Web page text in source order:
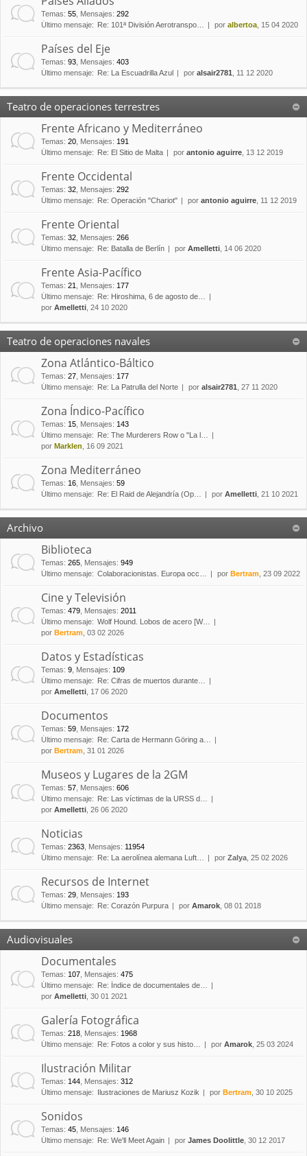
Temas: 55 Mensajes: 292
Último mensaje:
Re: 101ª División Aerotranspo… por albertoa , 15 04 2020
Países del Eje
Temas: 93 Mensajes: 403
Último mensaje:
Re: La Escuadrilla Azul por alsair2781 , 11 12 2020
Teatro de operaciones terrestres
Frente Africano y Mediterráneo
Temas: 20 Mensajes: 191
Último mensaje:
Re: El Sitio de Malta por antonio aguirre , 13 12 2019
Frente Occidental
Temas: 32 Mensajes: 292
Último mensaje:
Re: Operación "Chariot" por antonio aguirre , 11 12 2019
Frente Oriental
Temas: 32 Mensajes: 266
Último mensaje:
Re: Batalla de Berlín por Amelletti , 14 06 2020
Frente Asia-Pacífico
Temas: 21 Mensajes: 177
Último mensaje:
Re: Hiroshima, 6 de agosto de…
por Amelletti , 24 10 2020
Teatro de operaciones navales
Zona Atlántico-Báltico
Temas: 27 Mensajes: 177
Último mensaje:
Re: La Patrulla del Norte por alsair2781 , 27 11 2020
Zona Índico-Pacífico
Temas: 15 Mensajes: 143
Último mensaje:
Re: The Murderers Row o "La l…
por Marklen , 16 09 2021
Zona Mediterráneo
Temas: 16 Mensajes: 59
Último mensaje:
Re: El Raid de Alejandría (Op… por Amelletti , 21 10 2021
Archivo
Biblioteca
Temas: 265 Mensajes: 949
Último mensaje: Colaboracionistas. Europa occ… por Bertram , 23 09 2022
Cine y Televisión
Temas: 479 Mensajes: 2011
Último mensaje: Wolf Hound. Lobos de acero [W…
por Bertram , 03 02 2026
Datos y Estadísticas
Temas: 9 Mensajes: 109
Último mensaje:
Re: Cifras de muertos durante…
por Amelletti , 17 06 2020
Documentos
Temas: 59 Mensajes: 172
Último mensaje:
Re: Carta de Hermann Göring a…
por Bertram , 31 01 2026
Museos y Lugares de la 2GM
Temas: 57 Mensajes: 606
Último mensaje:
Re: Las víctimas de la URSS d…
por Amelletti , 26 06 2020
Noticias
Temas: 2363 Mensajes: 11954
Último mensaje:
Re: La aerolínea alemana Luft… por Zalya , 25 02 2026
Recursos de Internet
Temas: 29 Mensajes: 193
Último mensaje:
Re: Corazón Purpura por Amarok , 08 01 2018
Audiovisuales
Documentales
Temas: 107 Mensajes: 475
Último mensaje:
Re: Índice de documentales de…
por Amelletti , 30 01 2021
Galería Fotográfica
Temas: 218 Mensajes: 1968
Último mensaje:
Re: Fotos a color y sus histo… por Amarok , 25 03 2024
Ilustración Militar
Temas: 144 Mensajes: 312
Último mensaje:
Ilustraciones de Mariusz Kozik por Bertram , 30 10 2025
Sonidos
Temas: 45 Mensajes: 146
Último mensaje:
Re: We'll Meet Again por James Doolittle , 30 12 2017